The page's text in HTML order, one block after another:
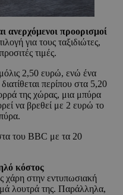
ανερχόμενοι προορισμοί
για τους ταξιδιώτες,
τιμές.
2,50 ευρώ, ενώ ένα
περίπου στα 5,20
της χώρας, μια μπύρα
να βρεθεί με 2 ευρώ το
του BBC με τα 20
κόστος
χάρη στην εντυπωσιακή
λουτρά της. Παράλληλα,